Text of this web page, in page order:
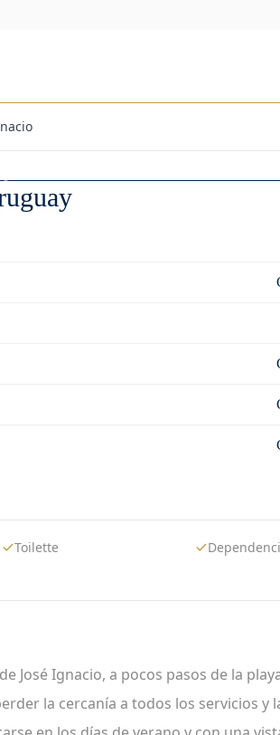
Toilette
José Ignacio, a pocos pasos de la
la cercanía a todos los servicios y